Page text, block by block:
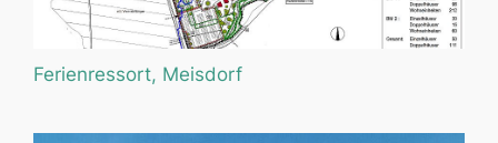
Ferienressort, Meisdorf